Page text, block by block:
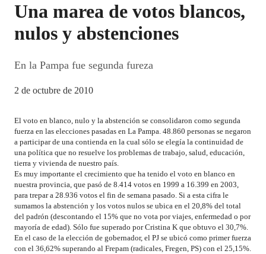
Una marea de votos blancos,
nulos y abstenciones
En la Pampa fue segunda fureza
2 de octubre de 2010
El voto en blanco, nulo y la abstención se consolidaron como segunda
fuerza en las elecciones pasadas en La Pampa. 48.860 personas se negaron
a participar de una contienda en la cual sólo se elegía la continuidad de
una política que no resuelve los problemas de trabajo, salud, educación,
tierra y vivienda de nuestro país.
Es muy importante el crecimiento que ha tenido el voto en blanco en
nuestra provincia, que pasó de 8.414 votos en 1999 a 16.399 en 2003,
para trepar a 28.936 votos el fin de semana pasado. Si a esta cifra le
sumamos la abstención y los votos nulos se ubica en el 20,8% del total
del padrón (descontando el 15% que no vota por viajes, enfermedad o por
mayoría de edad). Sólo fue superado por Cristina K que obtuvo el 30,7%.
En el caso de la elección de gobernador, el PJ se ubicó como primer fuerza
con el 36,62% superando al Frepam (radicales, Fregen, PS) con el 25,15%.